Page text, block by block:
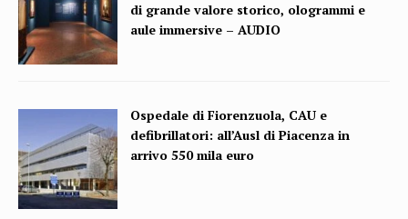
di grande valore storico, ologrammi e
aule immersive – AUDIO
Ospedale di Fiorenzuola, CAU e
defibrillatori: all’Ausl di Piacenza in
arrivo 550 mila euro